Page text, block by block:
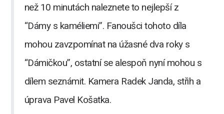
než 10 minutách naleznete to nejlepší z
“Dámy s kaméliemi”. Fanoušci tohoto díla
mohou zavzpomínat na úžasné dva roky s
“Dámičkou”, ostatní se alespoň nyní mohou s
dílem seznámit. Kamera Radek Janda, střih a
úprava Pavel Košatka.